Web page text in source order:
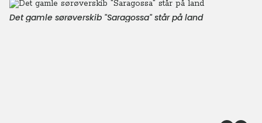
Det gamle sørøverskib "Saragossa" står på land